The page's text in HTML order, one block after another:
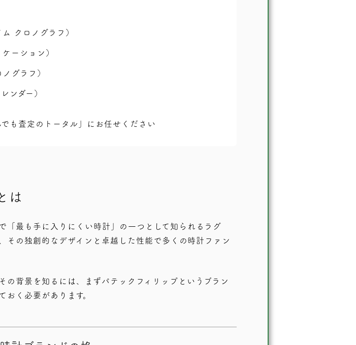
クロノグラフ）
ーション）
グラフ）
ンダー）
も査定のトータル」にお任せください
は
「最も手に入りにくい時計」の一つとして知られるラグ
その独創的なデザインと卓越した性能で多くの時計ファン
の背景を知るには、まずパテックフィリップというブラン
おく必要があります。